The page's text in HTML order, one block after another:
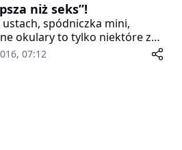
niż seks”!
spódniczka mini,
okulary to tylko niektóre z
grze. Znany kostiumograf i
code’u Krzysztof
07:12